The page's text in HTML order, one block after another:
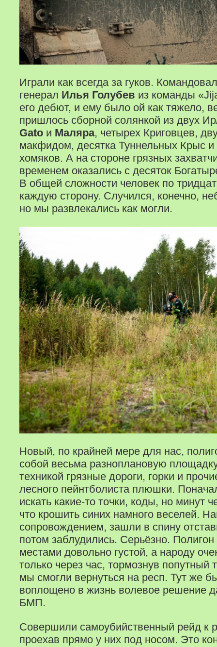
Играли как всегда за гуков.
генерал Илья Голубев из команды
его дебют, и ему было ой как тяжело,
пришлось сборной солянкой из двух
Gato и Маляра, четырех Криговцев,
макфидом, десятка Туннельных Крыс и
хомяков. А на стороне грязных
временем оказались с десяток
В общей сложности человек по
каждую сторону. Случился, конечно,
но мы развлекались как могли.
Новый, по крайней мере для нас,
собой весьма разноплановую
техникой грязные дороги, горки и
лесного пейнтболиста плюшки.
искать какие-то точки, коды, но минут
что крошить синих намного веселей.
сопровождением, зашли в спину
потом заблудились. Серьёзно.
местами довольно густой, а народу
только через час, тормознув попутный
мы смогли вернуться на респ. Тут же
воплощено в жизнь волевое решение
БМП.
Совершили самоубийственный рейд к
проехав прямо у них под носом. Это